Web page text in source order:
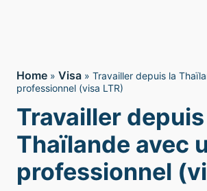
Home » Visa » Travailler depuis la
professionnel (visa LTR)
Travailler
Thaïlande avec
professionnel